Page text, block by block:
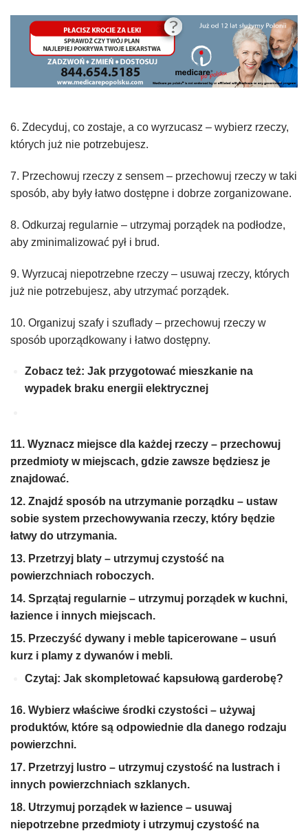
6. Zdecyduj, co zostaje, a co wyrzucasz – wybierz rzeczy,
których już nie potrzebujesz.
7. Przechowuj rzeczy z sensem – przechowuj rzeczy w taki
sposób, aby były łatwo dostępne i dobrze zorganizowane.
8. Odkurzaj regularnie – utrzymaj porządek na podłodze,
aby zminimalizować pył i brud.
9. Wyrzucaj niepotrzebne rzeczy – usuwaj rzeczy, których
już nie potrzebujesz, aby utrzymać porządek.
10. Organizuj szafy i szuflady – przechowuj rzeczy w
sposób uporządkowany i łatwo dostępny.
Zobacz też: Jak przygotować mieszkanie na
wypadek braku energii elektrycznej
11. Wyznacz miejsce dla każdej rzeczy – przechowuj
przedmioty w miejscach, gdzie zawsze będziesz je
znajdować.
12. Znajdź sposób na utrzymanie porządku – ustaw
sobie system przechowywania rzeczy, który będzie
łatwy do utrzymania.
13. Przetrzyj blaty – utrzymuj czystość na
powierzchniach roboczych.
14. Sprzątaj regularnie – utrzymuj porządek w kuchni,
łazience i innych miejscach.
15. Przeczyść dywany i meble tapicerowane – usuń
kurz i plamy z dywanów i mebli.
Czytaj: Jak skompletować kapsułową garderobę?
16. Wybierz właściwe środki czystości – używaj
produktów, które są odpowiednie dla danego rodzaju
powierzchni.
17. Przetrzyj lustro – utrzymuj czystość na lustrach i
innych powierzchniach szklanych.
18. Utrzymuj porządek w łazience – usuwaj
niepotrzebne przedmioty i utrzymuj czystość na